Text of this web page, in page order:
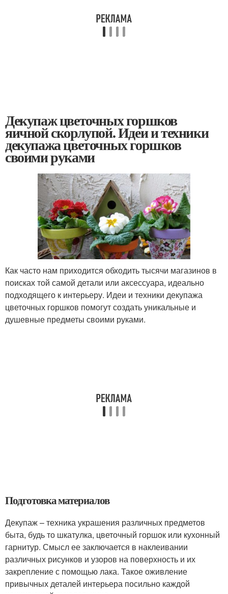
Декупаж цветочных горшков
яичной скорлупой. Идеи и техники
декупажа цветочных горшков
своими руками
Как часто нам приходится обходить тысячи магазинов в
поисках той самой детали или аксессуара, идеально
подходящего к интерьеру. Идеи и техники декупажа
цветочных горшков помогут создать уникальные и
душевные предметы своими руками.
Подготовка материалов
Декупаж – техника украшения различных предметов
быта, будь то шкатулка, цветочный горшок или кухонный
гарнитур. Смысл ее заключается в наклеивании
различных рисунков и узоров на поверхность и их
закрепление с помощью лака. Такое оживление
привычных деталей интерьера посильно каждой